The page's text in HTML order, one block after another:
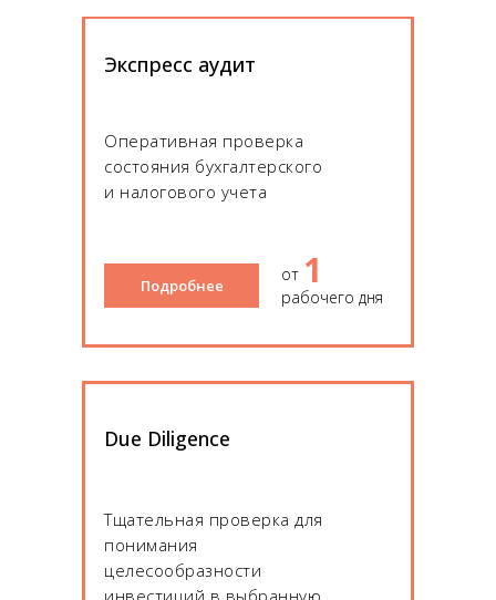
Подробнее
Экспресс аудит
Оперативная проверка
состояния бухгалтерского
и налогового учета
1
от
рабочего дня
Due Diligence
Тщательная проверка для
понимания
целесообразности
инвестиций в выбранную